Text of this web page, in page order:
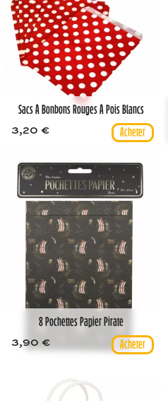
Sacs À Bonbons Rouges À Pois Blancs
3,20 €
8 Pochettes Papier Pirate
3,90 €